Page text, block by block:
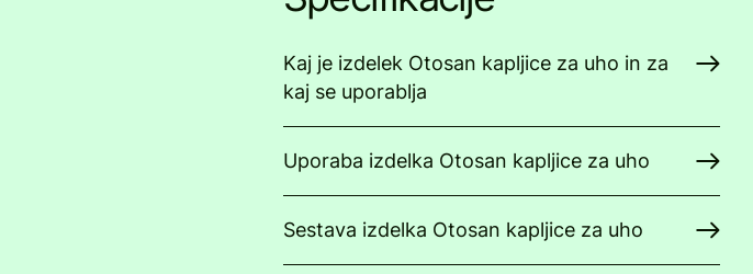
Kaj je izdelek Otosan kapljice za uho in za
kaj se uporablja
Uporaba izdelka Otosan kapljice za uho
Sestava izdelka Otosan kapljice za uho